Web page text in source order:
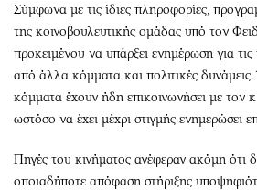
Σύμφωνα με τις ίδιες πληροφορίες,
της κοινοβουλευτικής ομάδας υπό τον
προκειμένου να υπάρξει ενημέρωση για τις
από άλλα κόμματα και πολιτικές
κόμματα έχουν ήδη επικοινωνήσει με τον
ωστόσο να έχει μέχρι στιγμής ενημερώσει
Πηγές του κινήματος ανέφεραν ακόμη ότι
οποιαδήποτε απόφαση στήριξης